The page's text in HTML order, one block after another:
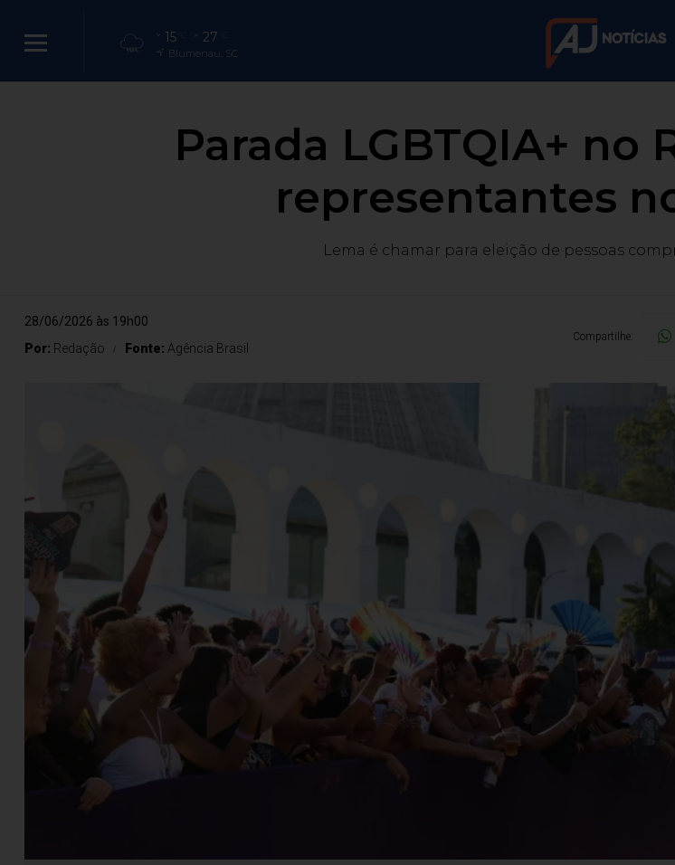
15 27
Blumenau, SC
Parada LGBTQIA+ no
representantes
Lema é chamar para eleição de pessoas
28/06/2026 às 19h00
Por: Redação Fonte: Agência Brasil
Compartilhe: